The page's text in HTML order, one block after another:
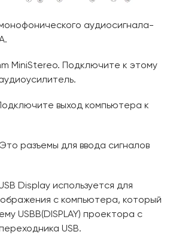
аудиосигнала-
MiniStereo. Подключите к этому
выход компьютера к
разъемы для ввода сигналов
Display используется для
с компьютера, который
USBB(DISPLAY) проектора с
USB.